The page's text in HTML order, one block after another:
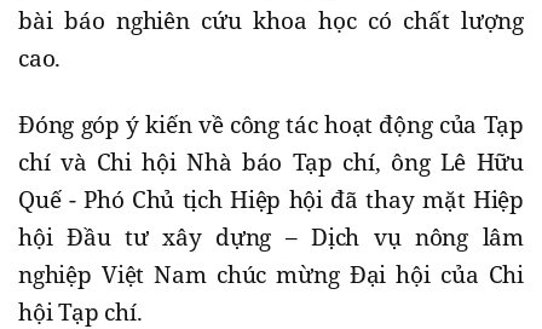
bài báo nghiên cứu khoa học có chất lượng
cao.
Đóng góp ý kiến về công tác hoạt động của Tạp
chí và Chi hội Nhà báo Tạp chí, ông Lê Hữu
Quế - Phó Chủ tịch Hiệp hội đã thay mặt Hiệp
hội Đầu tư xây dựng – Dịch vụ nông lâm
nghiệp Việt Nam chúc mừng Đại hội của Chi
hội Tạp chí.